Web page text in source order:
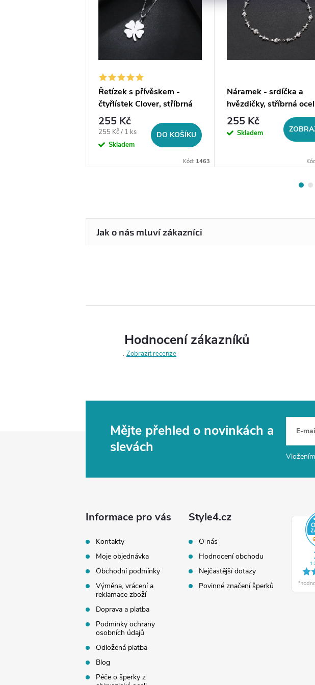
Řetízek s přívěskem -
čtyřlístek Clover, stříbrná
ocel
255 Kč
Měrná
cena:
255 Kč / 1 ks
Skladem
DO KOŠÍKU
Kód: 1463
Náramek - srdíčka a
hvězdičky, stříbrná ocel
255 Kč
Skladem
Hodnocení zákazníků
Zobrazit recenze
Mějte přehled o novinkách a
slevách
E-
Informace pro vás
Kontakty
Moje objednávka
Obchodní podmínky
Výměna, vrácení a
reklamace zboží
Doprava a platba
Podmínky ochrany
osobních údajů
Odložená platba
Blog
Péče o šperky z
Style4.cz
O nás
Hodnocení obchodu
Nejčastější dotazy
Povinné značení šperků